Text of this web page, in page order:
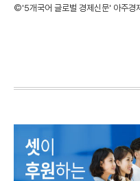
©'5개국어 글로벌 경제신문' 아주경